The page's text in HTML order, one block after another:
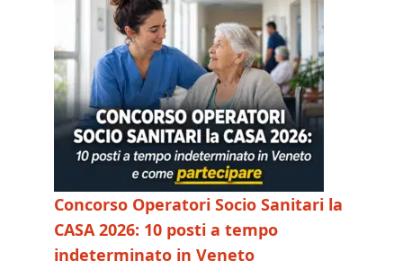
Concorso Operatori Socio Sanitari la
CASA 2026: 10 posti a tempo
indeterminato in Veneto